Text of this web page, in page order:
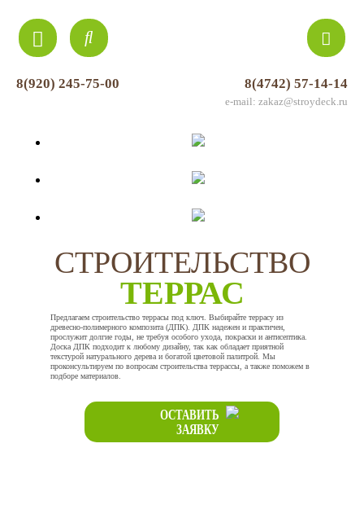
8(920) 245-75-00 8(4742) 57-14-14
e-mail: zakaz@stroydeck.ru
СТРОИТЕЛЬСТВО
ТЕРРАС
Предлагаем строительство террасы под ключ. Выбирайте террасу из
древесно-полимерного композита (ДПК). ДПК надежен и практичен,
прослужит долгие годы, не требуя особого ухода, покраски и антисептика.
Доска ДПК подходит к любому дизайну, так как обладает приятной
текстурой натурального дерева и богатой цветовой палитрой. Мы
проконсультируем по вопросам строительства террассы, а также поможем в
подборе материалов.
ОСТАВИТЬ
ЗАЯВКУ